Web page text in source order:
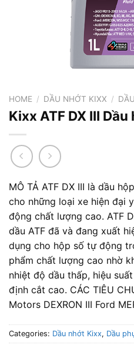
HOME / DẦU NHỚT KIXX /
Kixx ATF DX III
MÔ TẢ ATF DX III là dầu
cho những loại xe hiện đại
động chất lượng cao. ATF
dầu ATF đã và đang xuất
dụng cho hộp số tự động
phẩm chất lượng cao nhờ
nhiệt độ dầu thấp, hiệu
định cắt cao. CÁC TIÊU
Motors DEXRON III Ford
Categories: Dầu nhớt Kixx, Dầu